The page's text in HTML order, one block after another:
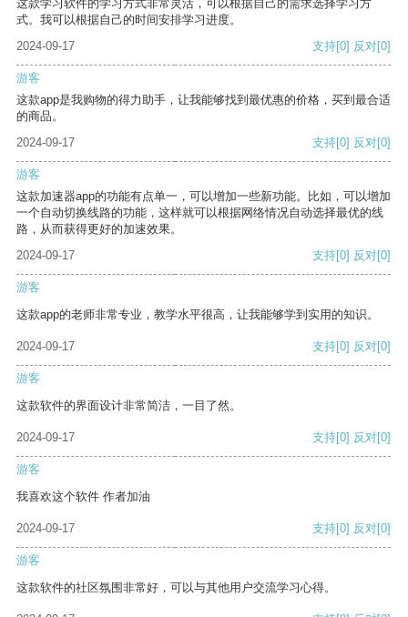
这款学习软件的学习方式非常灵活，可以根据自己的需求选择学习方
式。我可以根据自己的时间安排学习进度。
2024-09-17
支持[0] 反对[0]
游客
这款app是我购物的得力助手，让我能够找到最优惠的价格，买到最合适
的商品。
2024-09-17
支持[0] 反对[0]
游客
这款加速器app的功能有点单一，可以增加一些新功能。比如，可以增加
一个自动切换线路的功能，这样就可以根据网络情况自动选择最优的线
路，从而获得更好的加速效果。
2024-09-17
支持[0] 反对[0]
游客
这款app的老师非常专业，教学水平很高，让我能够学到实用的知识。
2024-09-17 支持[0] 反对[0]
游客
这款软件的界面设计非常简洁，一目了然。
2024-09-17 支持[0] 反对[0]
游客
我喜欢这个软件 作者加油
2024-09-17 支持[0] 反对[0]
游客
这款软件的社区氛围非常好，可以与其他用户交流学习心得。